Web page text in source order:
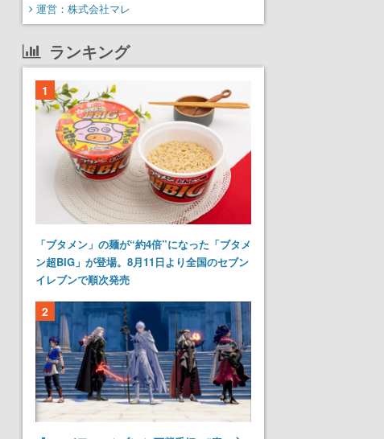
運営：株式会社マレ
ランキング
1
「ブタメン」の麺が“約4倍”になった「ブタメ
ン超BIG」が登場。8月11日より全国のセブン
イレブンで順次発売
2